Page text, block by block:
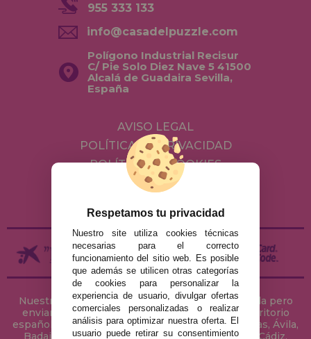
955 333 133
info@casadelpuzzle.com
Polígono Industrial Recisur
C/ Pie Solo Diez Nave 5 41500
Alcalá de Guadaira Sevilla,
España
AVISO LEGAL
POLÍTICA DE PRIVACIDAD
POLÍTICA DE COOKIES
ENVÍOS Y DEVOLUCIONES
Nuestra tienda de puzzles está ubicada en Sevilla pero
enviamos tus puzzles a cualquier ciudad del territorio
español: Álava, Albacete, Alicante, Almería, Asturias, Ávila,
Badajoz, Baleares, Barcelona, Burgos, Cáceres, Cádiz,
Respetamos tu privacidad
Nuestro site utiliza cookies técnicas
necesarias para el correcto
funcionamiento del sitio web. Es posible
que además se utilicen otras categorías
de cookies para personalizar la
experiencia de usuario, divulgar ofertas
comerciales personalizadas o realizar
análisis para optimizar nuestra oferta. El
usuario puede retirar su consentimiento